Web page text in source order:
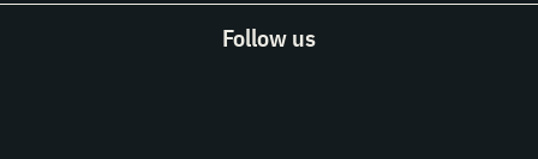
Follow us